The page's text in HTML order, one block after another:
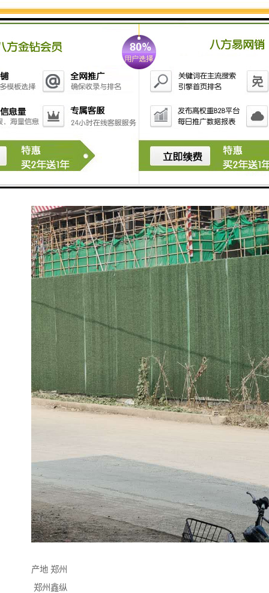
彩钢围挡概述 ：
彩钢围挡制作安装方便、快速。特的安装拼接方式，比
彩钢板和方管节省80%的安装时间。
产地 郑州
郑州鑫纵